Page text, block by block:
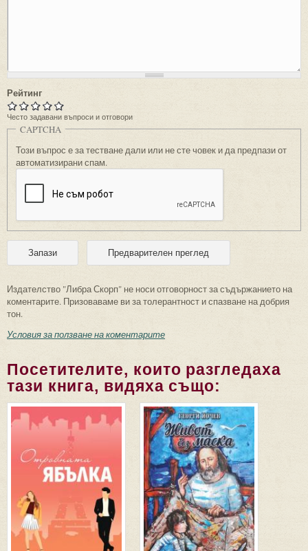
Рейтинг
Често задавани въпроси и отговори
CAPTCHA
Този въпрос е за тестване дали или не сте човек и да предпази от
автоматизирани спам.
Издателство "Либра Скорп" не носи отговорност за съдържанието на
коментарите. Призоваваме ви за толерантност и спазване на добрия
тон.
Условия за ползване на коментарите
Посетителите, които разгледаха
тази книга, видяха също: